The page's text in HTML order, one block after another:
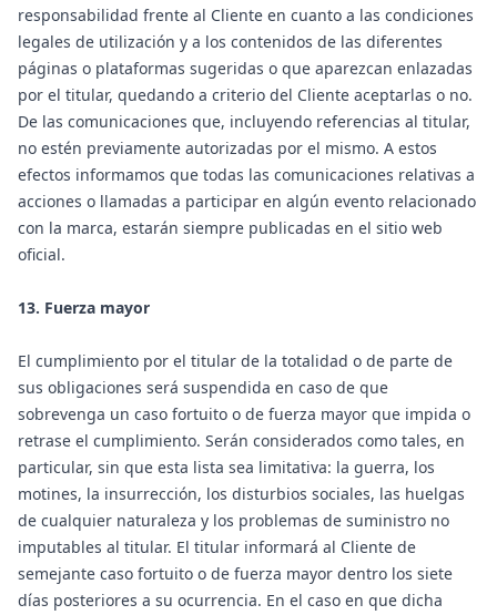
responsabilidad frente al Cliente en cuanto a las condiciones
legales de utilización y a los contenidos de las diferentes
páginas o plataformas sugeridas o que aparezcan enlazadas
por el titular, quedando a criterio del Cliente aceptarlas o no.
De las comunicaciones que, incluyendo referencias al titular,
no estén previamente autorizadas por el mismo. A estos
efectos informamos que todas las comunicaciones relativas a
acciones o llamadas a participar en algún evento relacionado
con la marca, estarán siempre publicadas en el sitio web
oficial.
13. Fuerza mayor
El cumplimiento por el titular de la totalidad o de parte de
sus obligaciones será suspendida en caso de que
sobrevenga un caso fortuito o de fuerza mayor que impida o
retrase el cumplimiento. Serán considerados como tales, en
particular, sin que esta lista sea limitativa: la guerra, los
motines, la insurrección, los disturbios sociales, las huelgas
de cualquier naturaleza y los problemas de suministro no
imputables al titular. El titular informará al Cliente de
semejante caso fortuito o de fuerza mayor dentro los siete
días posteriores a su ocurrencia. En el caso en que dicha